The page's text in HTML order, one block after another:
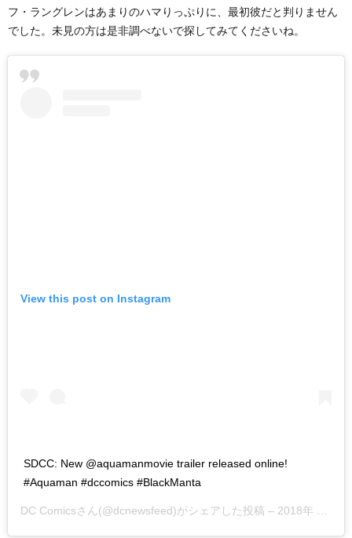
フ・ラングレンはあまりのハマりっぷりに、最初彼だと判りません
でした。未見の方は是非調べないで探してみてくださいね。
View this post on Instagram
SDCC: New @aquamanmovie trailer released online!
#Aquaman #dccomics #BlackManta
DC Comicsさん(@dcnewsfeed)がシェアした投稿 – 2018年 7月月21日午後2時50分PDT